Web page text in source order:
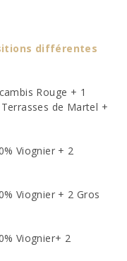
différentes
Rouge + 1
de Martel +
Viognier + 2
Viognier + 2 Gros
Viognier+ 2